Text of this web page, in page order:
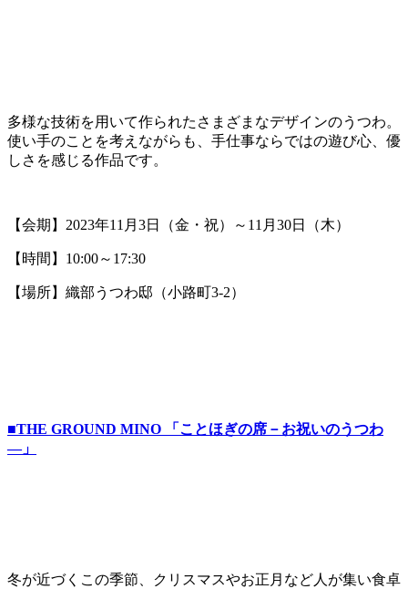
多様な技術を用いて作られたさまざまなデザインのうつわ。
使い手のことを考えながらも、手仕事ならではの遊び心、優
しさを感じる作品です。
【会期】2023年11月3日（金・祝）～11月30日（木）
【時間】10:00～17:30
【場所】織部うつわ邸（小路町3-2）
■THE GROUND MINO 「ことほぎの席－お祝いのうつわ
―」
冬が近づくこの季節、クリスマスやお正月など人が集い食卓